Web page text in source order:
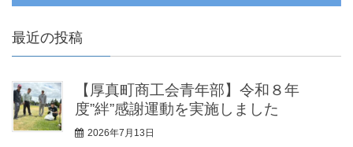
最近の投稿
【厚真町商工会青年部】令和８年
度”絆”感謝運動を実施しました
2026年7月13日